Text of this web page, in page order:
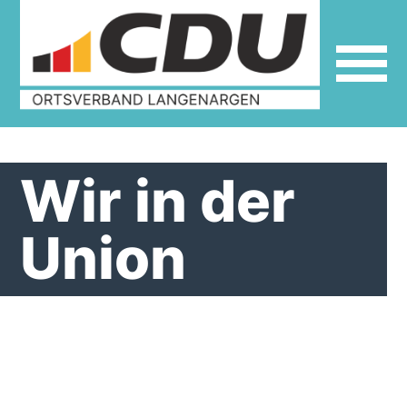
Wir in der
Union